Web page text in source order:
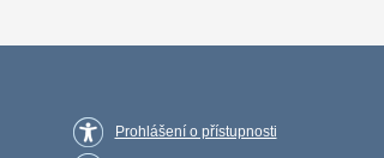
Prohlášení o přístupnosti